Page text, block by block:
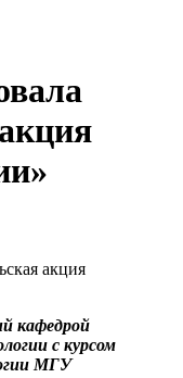
кафедрой
с курсом
МГУ